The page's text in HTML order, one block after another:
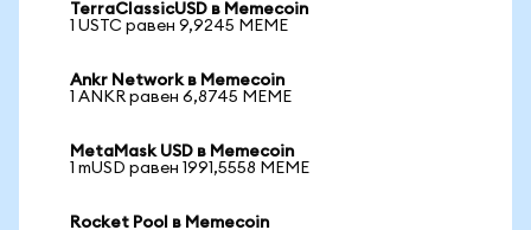
TerraClassicUSD в Memecoin
1 USTC равен 9,9245 MEME
Ankr Network в Memecoin
1 ANKR равен 6,8745 MEME
MetaMask USD в Memecoin
1 mUSD равен 1991,5558 MEME
Rocket Pool в Memecoin